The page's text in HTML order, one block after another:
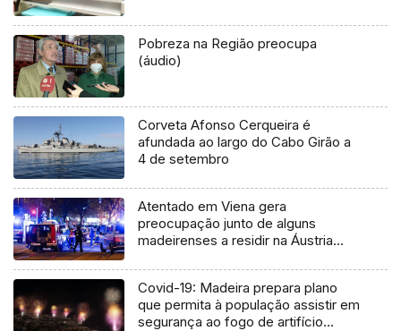
Pobreza na Região preocupa
(áudio)
Corveta Afonso Cerqueira é
afundada ao largo do Cabo Girão a
4 de setembro
Atentado em Viena gera
preocupação junto de alguns
madeirenses a residir na Áustria
Covid-19: Madeira prepara plano
que permita à população assistir em
segurança ao fogo de artifício